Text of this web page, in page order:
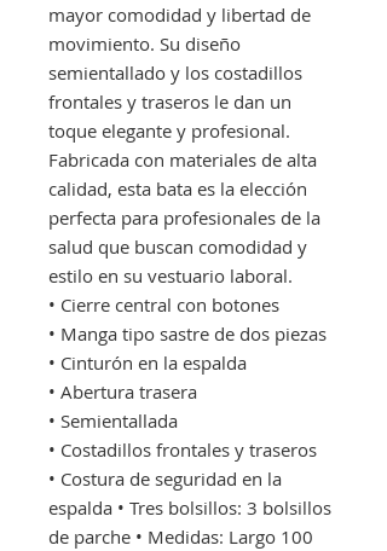
mayor comodidad y libertad de
movimiento. Su diseño
semientallado y los costadillos
frontales y traseros le dan un
toque elegante y profesional.
Fabricada con materiales de alta
calidad, esta bata es la elección
perfecta para profesionales de la
salud que buscan comodidad y
estilo en su vestuario laboral.
• Cierre central con botones
• Manga tipo sastre de dos piezas
• Cinturón en la espalda
• Abertura trasera
• Semientallada
• Costadillos frontales y traseros
• Costura de seguridad en la
espalda • Tres bolsillos: 3 bolsillos
de parche • Medidas: Largo 100